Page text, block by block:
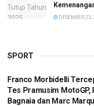
DESEMBER 23,
SPORT
Franco Morbidelli
Tes Pramusim MotoGP,
Bagnaia dan Marc